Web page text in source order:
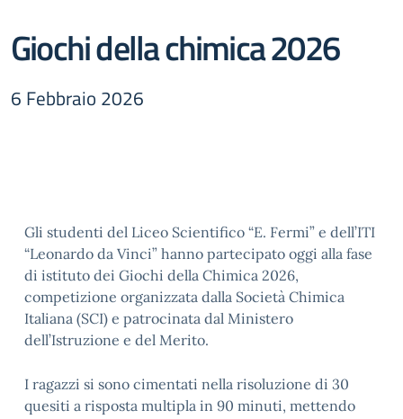
Giochi della chimica 2026
6 Febbraio 2026
Gli studenti del Liceo Scientifico “E. Fermi” e dell’ITI
“Leonardo da Vinci” hanno partecipato oggi alla fase
di istituto dei Giochi della Chimica 2026,
competizione organizzata dalla Società Chimica
Italiana (SCI) e patrocinata dal Ministero
dell’Istruzione e del Merito.
I ragazzi si sono cimentati nella risoluzione di 30
quesiti a risposta multipla in 90 minuti, mettendo